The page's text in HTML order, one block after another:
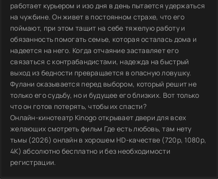
работает курьером и изо дня в день пытается удержаться
на чужбине. Он живет в постоянном страхе, что его
поймают, при этом тащит на себе тяжелую работу и
обязанность помогать семье, которая осталась дома и
надеется на него. Когда отчаяние заставляет его
связаться с контрабандистами, надежда на быстрый
выход из бедности превращается в опасную ловушку.
Фулани оказывается перед выбором, который решит не
только его судьбу, но и будущее его близких. Вот только
что он готов потерять, чтобы их спасти?
Онлайн-кинотеатр Kinogo открывает двери для всех
желающих смотреть фильм Где есть любовь, там нету
тьмы (2026) онлайн в хорошем HD-качестве (720p, 1080p,
4K) абсолютно бесплатно и без необходимости
регистрации.